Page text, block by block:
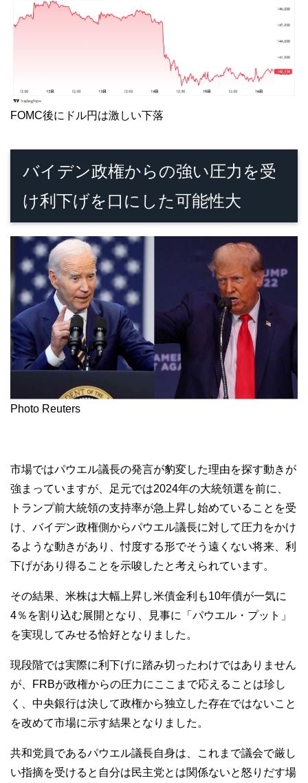
FOMC後にドル円は激しい下落
バイデン政権からの強い圧力を受
け利下げを口にした可能性大
Photo Reuters
市場ではパウエル議長の発言が豹変した理由を探す動きが
強まっていますが、足元では2024年の大統領選を前に、
トランプ前大統領の支持率が急上昇し始めていることを受
け、バイデン政権側からパウエル議長に対して圧力をかけ
るような動きがあり、忖度する形でそう遠くない将来、利
下げがあり得ることを示唆したと考えられています。
その結果、米株は大幅上昇し米債金利も10年債が一気に
4％を割り込む展開となり、見事に「パウエル・プット」
を実現してみせる恰好となりました。
現段階では実際に利下げに踏み切ったわけではありません
が、FRBが政権からの圧力にここまで応えることは珍し
く、中央銀行は決して政権から独立した存在ではないこと
を改めて市場に示す結果となりました。
共和党員であるパウエル議長自身は、これまで議会で厳し
い指摘を受けると自分は民主党とは関係ないと怒りだす場